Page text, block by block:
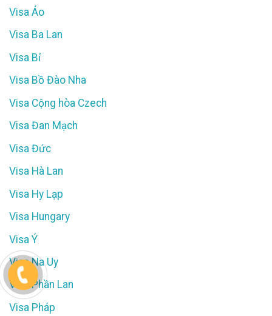
Visa Áo
Visa Ba Lan
Visa Bỉ
Visa Bồ Đào Nha
Visa Cộng hòa Czech
Visa Đan Mạch
Visa Đức
Visa Hà Lan
Visa Hy Lạp
Visa Hungary
Visa Ý
Visa Na Uy
Visa Phần Lan
Visa Pháp